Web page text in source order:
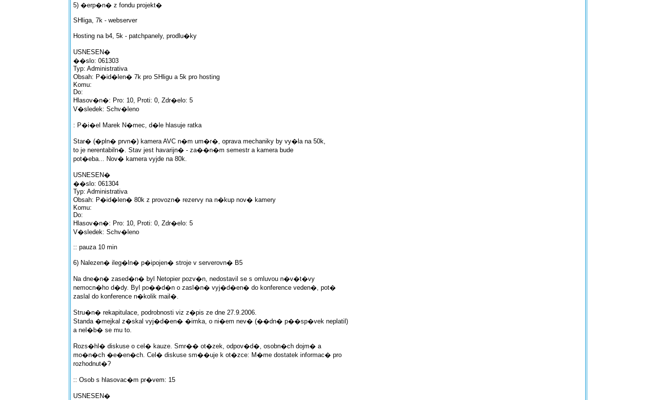
5) �erp�n� z fondu projekt�
SHliga, 7k - webserver
Hosting na b4, 5k - patchpanely, prodlu�ky
USNESEN�
��slo: 061303
Typ: Administrativa
Obsah: P�id�len� 7k pro SHligu a 5k pro hosting
Komu:
Do:
Hlasov�n�: Pro: 10, Proti: 0, Zdr�elo: 5
V�sledek: Schv�leno
: P�i�el Marek N�mec, d�le hlasuje ratka
Star� (�pln� prvn�) kamera AVC n�m um�r�, oprava mechaniky by vy�la na 50k,
to je nerentabiln�. Stav jest havarijn� - za��n�m semestr a kamera bude
pot�eba... Nov� kamera vyjde na 80k.
USNESEN�
��slo: 061304
Typ: Administrativa
Obsah: P�id�len� 80k z provozn� rezervy na n�kup nov� kamery
Komu:
Do:
Hlasov�n�: Pro: 10, Proti: 0, Zdr�elo: 5
V�sledek: Schv�leno
:: pauza 10 min
6) Nalezen� ileg�ln� p�ipojen� stroje v serverovn� B5
Na dne�n� zased�n� byl Netopier pozv�n, nedostavil se s omluvou n�v�t�vy
nemocn�ho d�dy. Byl po��d�n o zasl�n� vyj�d�en� do konference veden�, pot�
zaslal do konference n�kolik mail�.
Stru�n� rekapitulace, podrobnosti viz z�pis ze dne 27.9.2006.
Standa �mejkal z�skal vyj�d�en� �imka, o ni�em nev� (��dn� p��sp�vek neplatil)
a nel�b� se mu to.
Rozs�hl� diskuse o cel� kauze. Smr�� ot�zek, odpov�d�, osobn�ch dojm� a
mo�n�ch �e�en�ch. Cel� diskuse sm��uje k ot�zce: M�me dostatek informac� pro
rozhodnut�?
:: Osob s hlasovac�m pr�vem: 15
USNESEN�